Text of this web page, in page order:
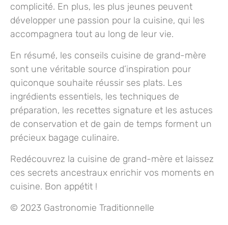
complicité. En plus, les plus jeunes peuvent
développer une passion pour la cuisine, qui les
accompagnera tout au long de leur vie.
En résumé, les conseils cuisine de grand-mère
sont une véritable source d’inspiration pour
quiconque souhaite réussir ses plats. Les
ingrédients essentiels, les techniques de
préparation, les recettes signature et les astuces
de conservation et de gain de temps forment un
précieux bagage culinaire.
Redécouvrez la cuisine de grand-mère et laissez
ces secrets ancestraux enrichir vos moments en
cuisine. Bon appétit !
© 2023 Gastronomie Traditionnelle